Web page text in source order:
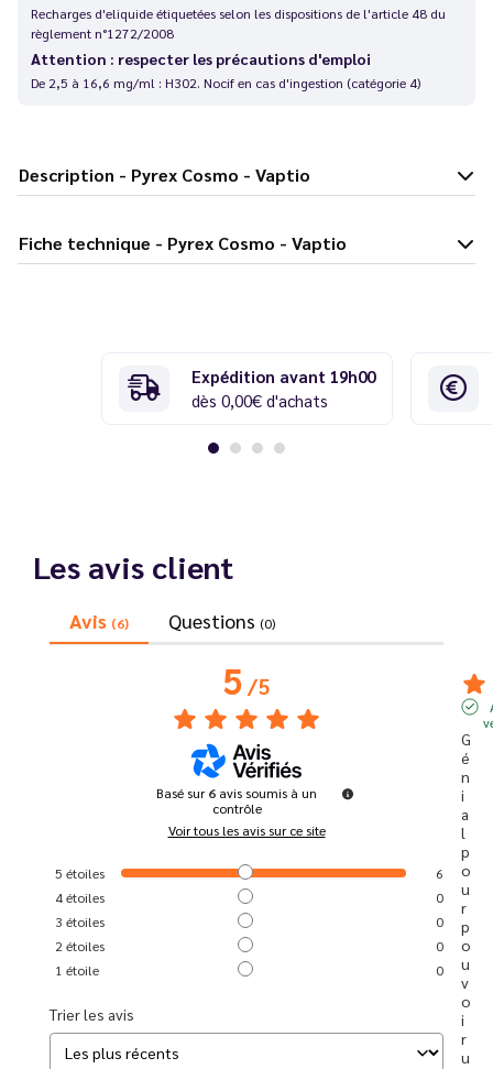
Recharges d'eliquide étiquetées selon les dispositions de l'article 48 du
règlement n°1272/2008
Attention : respecter les précautions d'emploi
De 2,5 à 16,6 mg/ml : H302. Nocif en cas d'ingestion (catégorie 4)
Description - Pyrex Cosmo - Vaptio
Fiche technique - Pyrex Cosmo - Vaptio
Expédition avant 19h00
dès 0,00€ d'achats
Les avis client
Avis (6) Questions (0)
5/5
Basé sur6 avis soumis à un
contrôle
Voir tous les avis sur ce site
5 étoiles
6
4étoiles
0
3 étoiles
0
2 étoiles
0
1 étoile 0
Trier les avis
G
é
n
i
a
l
p
o
u
r
p
o
u
v
o
i
r
u